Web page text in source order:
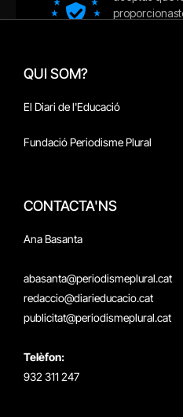
QUI SOM?
El Diari de l'Educació
Fundació Periodisme Plural
CONTACTA'NS
Ana Basanta
abasanta@periodismeplural.cat
redaccio@diarieducacio.cat
publicitat@periodismeplural.cat
Telèfon:
932 311 247